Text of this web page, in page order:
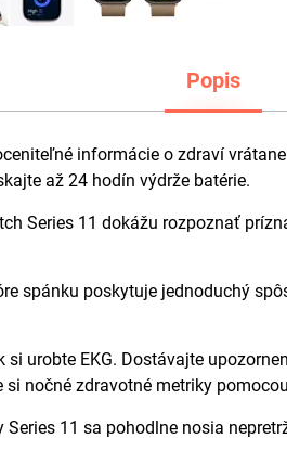
Popis
informácie o zdraví
až 24 hodín výdrže batérie.
Series 11 dokážu rozpoznať
spánku poskytuje jednoduchý
si urobte EKG. Dostávajte
nočné zdravotné metriky
11 sa pohodlne nosia